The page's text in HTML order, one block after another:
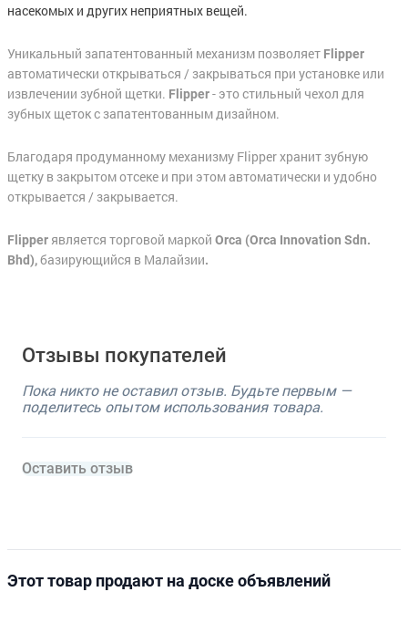
насекомых и других неприятных вещей.
Уникальный запатентованный механизм позволяет Flipper
автоматически открываться / закрываться при установке или
извлечении зубной щетки. Flipper- это стильный чехол для
зубных щеток с запатентованным дизайном.
Благодаря продуманному механизму Flipper хранит зубную
щетку в закрытом отсеке и при этом автоматически и удобно
открывается / закрывается.
Flipper является торговой маркой Orca (Orca Innovation Sdn.
Bhd),базирующийся в Малайзии.
Отзывы покупателей
Пока никто не оставил отзыв. Будьте первым —
поделитесь опытом использования товара.
Оставить отзыв
Этот товар продают на доске объявлений